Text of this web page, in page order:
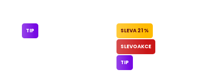
TIP 21 %
SLEVOAKCE
TIP